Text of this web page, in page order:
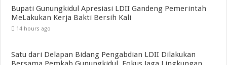
Bupati Gunungkidul Apresiasi LDII Gandeng Pemerintah
MeLakukan Kerja Bakti Bersih Kali ‎
14 hours ago
Satu dari Delapan Bidang Pengabdian LDII Dilakukan